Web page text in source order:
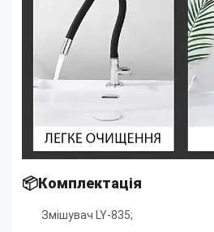
📦Комплектація
Змішувач LY-835;